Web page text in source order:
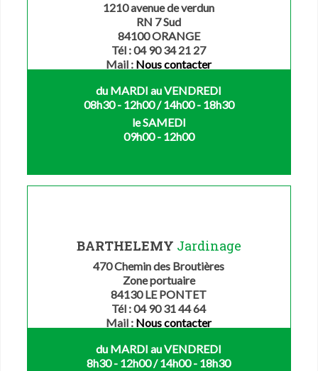
1210 avenue de verdun
RN 7 Sud
84100 ORANGE
Tél : 04 90 34 21 27
Mail : Nous contacter
du MARDI au VENDREDI
08h30 - 12h00 / 14h00 - 18h30
le SAMEDI
09h00 - 12h00
BARTHELEMY Jardinage
470 Chemin des Broutières
Zone portuaire
84130 LE PONTET
Tél : 04 90 31 44 64
Mail : Nous contacter
du MARDI au VENDREDI
8h30 - 12h00 / 14h00 - 18h30